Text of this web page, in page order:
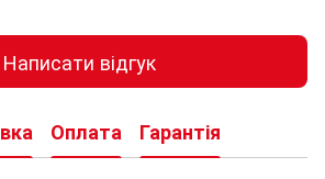
Написати відгук
Оплата Гарантія